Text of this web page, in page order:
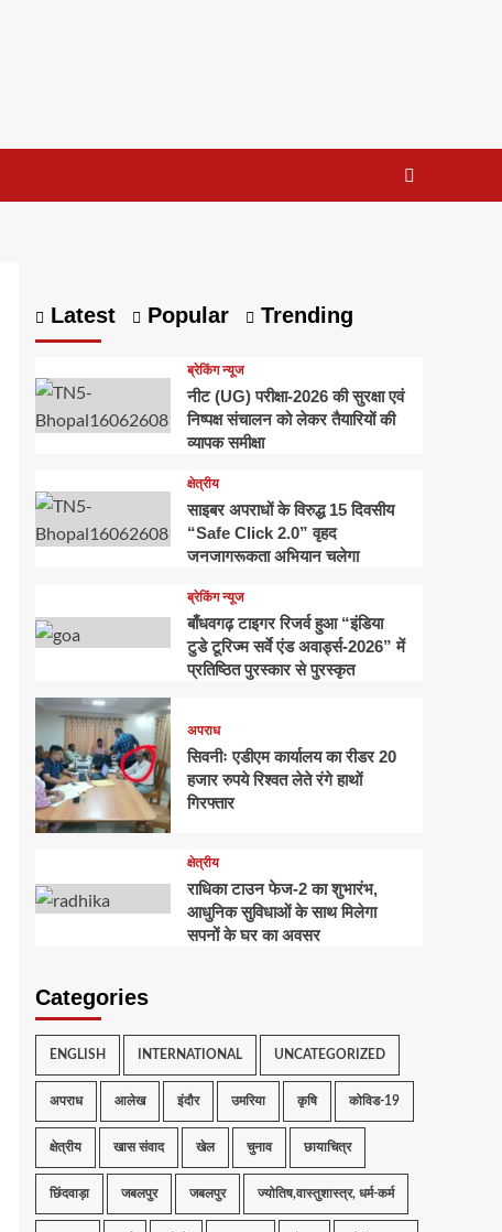
Latest Popular Trending
ब्रेकिंग न्यूज
नीट (UG) परीक्षा-2026 की सुरक्षा एवं
निष्पक्ष संचालन को लेकर तैयारियों की
व्यापक समीक्षा
क्षेत्रीय
साइबर अपराधों के विरुद्ध 15 दिवसीय
“Safe Click 2.0” वृहद
जनजागरूकता अभियान चलेगा
ब्रेकिंग न्यूज
बाँधवगढ़ टाइगर रिजर्व हुआ “इंडिया
टुडे टूरिज्म सर्वे एंड अवार्ड्स-2026” में
प्रतिष्ठित पुरस्कार से पुरस्कृत
अपराध
सिवनीः एडीएम कार्यालय का रीडर 20
हजार रुपये रिश्वत लेते रंगे हाथों
गिरफ्तार
क्षेत्रीय
राधिका टाउन फेज-2 का शुभारंभ,
आधुनिक सुविधाओं के साथ मिलेगा
सपनों के घर का अवसर
Categories
ENGLISH INTERNATIONAL UNCATEGORIZED
अपराध आलेख इंदौर उमरिया कृषि कोविड-19
क्षेत्रीय खास संवाद खेल चुनाव छायाचित्र
छिंदवाड़ा जबलपुर जबलपुर ज्योतिष,वास्तुशास्त्र, धर्म-कर्म